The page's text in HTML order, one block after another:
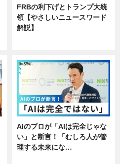
FRBの利下げとトランプ大統
領【やさしいニュースワード
解説】
AIのプロが「AIは完全じゃな
い」と断言！「むしろ人が管
理する未来にな…